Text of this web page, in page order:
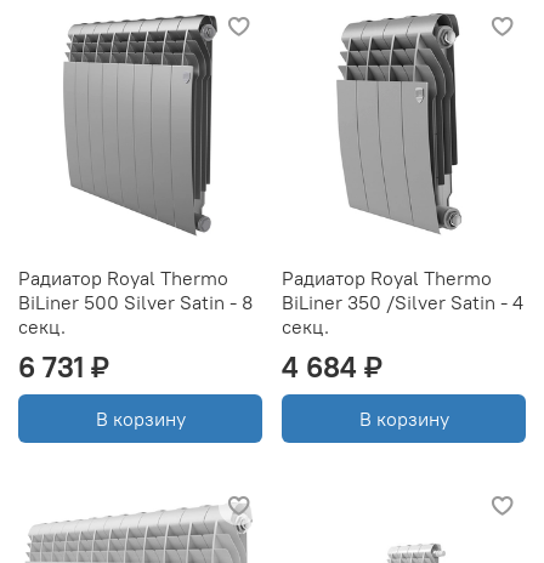
Радиатор Royal Thermo
BiLiner 500 Silver Satin - 8
секц.
6 731 ₽
В корзину
Радиатор Royal Thermo
BiLiner 350 /Silver Satin - 4
секц.
4 684 ₽
В корзину